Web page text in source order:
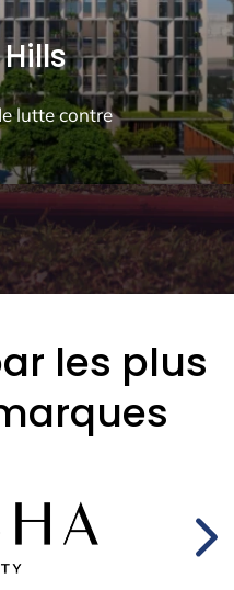
lutte contre
les plus